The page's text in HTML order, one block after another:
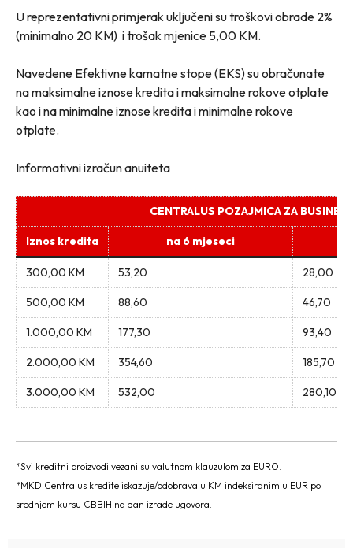
U reprezentativni primjerak uključeni su troškovi obrade 2%
(minimalno 20 KM) i trošak mjenice 5,00 KM.
Navedene Efektivne kamatne stope (EKS) su obračunate
na maksimalne iznose kredita i maksimalne rokove otplate
kao i na minimalne iznose kredita i minimalne rokove
otplate.
Informativni izračun anuiteta
CENTRALUS POZAJMICA ZA
Iznos kredita na 6 mjeseci
300,00 KM 53,20 28,00
500,00 KM 88,60 46,70
1.000,00 KM 177,30 93,40
2.000,00 KM 354,60 185,70
3.000,00 KM 532,00 280,10
*Svi kreditni proizvodi vezani su valutnom klauzulom za EURO.
*MKD Centralus kredite iskazuje/odobrava u KM indeksiranim u EUR po
srednjem kursu CBBIH na dan izrade ugovora.